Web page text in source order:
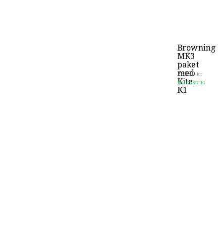
Browning
MK3
paket
med
Kite
K1
26990 kr
TILLGÄNGLIG